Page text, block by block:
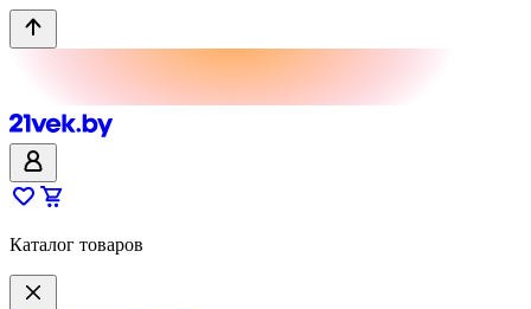
Каталог товаров